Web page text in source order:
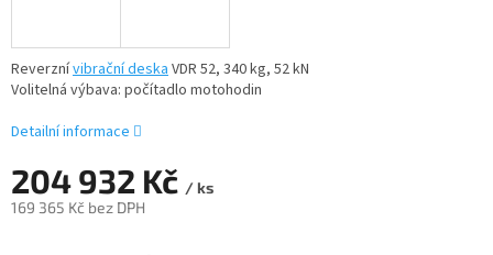
204 932 Kč / ks
169 365 Kč bez DPH
Reverznívibrační deska VDR 52, 340 kg, 52 kN
Volitelná výbava: počítadlo motohodin
Detailní informace